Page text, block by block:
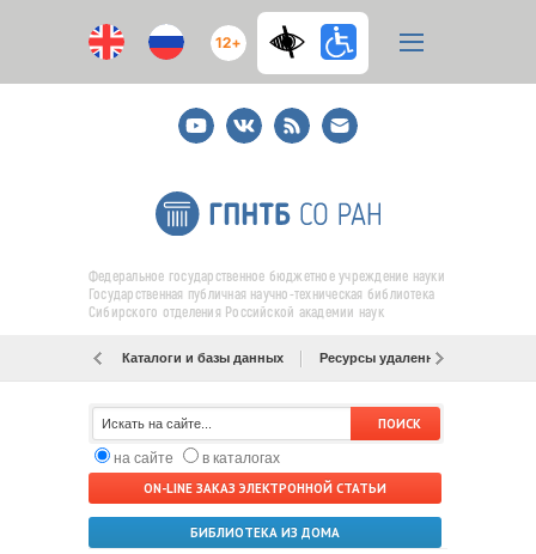
12+
YoutubeВКонтакте
RSS
E-
mail
подписка
Федеральное государственное бюджетное учреждение науки
Государственная публичная научно-техническая библиотека
Сибирского отделения Российской академии наук
Каталоги и базы данных Ресурсы удаленного доступа
на сайте
в каталогах
ON-LINE ЗАКАЗ ЭЛЕКТРОННОЙ СТАТЬИ
БИБЛИОТЕКА ИЗ ДОМА